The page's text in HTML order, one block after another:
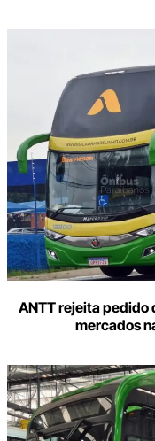
ANTT rejeita pedido
mercados